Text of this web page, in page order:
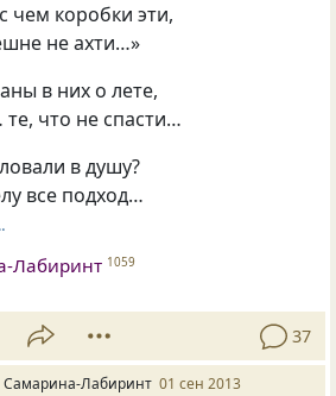
чем коробки эти,
не ахти…»
в них о лете,
что не спасти…
в душу?
все подход…
Лабиринт 1059
37
Лабиринт 01 сен 2013